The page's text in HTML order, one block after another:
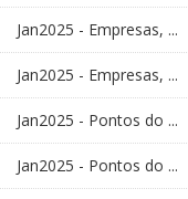
Jan2025 - Empresas, ...
Jan2025 - Empresas, ...
Jan2025 - Pontos do ...
Jan2025 - Pontos do ...